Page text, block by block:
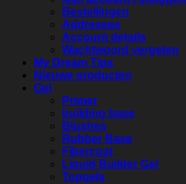
Bestellingen
Addresses
Account details
Wachtwoord vergeten
My Dream Tips
Nieuwe producten
Gel
Primer
building base
Blushes
Rubber Base
Fibercoat
Liquid Builder Gel
Topgels